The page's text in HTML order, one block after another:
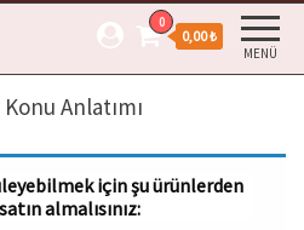
MENÜ
0
0,00 ₺
Anlatımı
için şu ürünlerden
almalısınız: